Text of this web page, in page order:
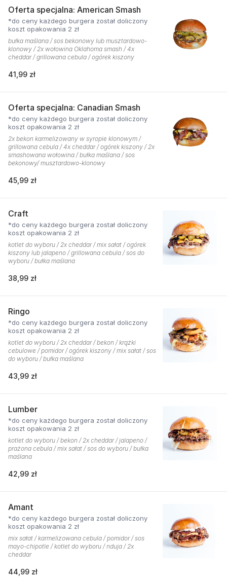
Oferta specjalna: American Smash
*do ceny każdego burgera został doliczony
koszt opakowania 2 zł
bułka maślana / sos bekonowy lub musztardowo-
klonowy / 2x wołowina Oklahoma smash / 4x
cheddar / grillowana cebula / ogórek kiszony
41,99 zł
Oferta specjalna: Canadian Smash
*do ceny każdego burgera został doliczony
koszt opakowania 2 zł
2x bekon karmelizowany w syropie klonowym /
grillowana cebula / 4x cheddar / ogórek kiszony / 2x
smashowana wołowina / bułka maślana / sos
bekonowy/ musztardowo-klonowy
45,99 zł
Craft
*do ceny każdego burgera został doliczony
koszt opakowania 2 zł
kotlet do wyboru / 2x cheddar / mix sałat / ogórek
kiszony lub jalapeno / grillowana cebula / sos do
wyboru / bułka maślana
38,99 zł
Ringo
*do ceny każdego burgera został doliczony
koszt opakowania 2 zł
kotlet do wyboru / 2x cheddar / bekon / krążki
cebulowe / pomidor / ogórek kiszony / mix sałat / sos
do wyboru / bułka maślana
43,99 zł
Lumber
*do ceny każdego burgera został doliczony
koszt opakowania 2 zł
kotlet do wyboru / bekon / 2x cheddar / jalapeno /
prażona cebula / mix sałat / sos do wyboru / bułka
maślana
42,99 zł
Amant
*do ceny każdego burgera został doliczony
koszt opakowania 2 zł
mix sałat / karmelizowana cebula / pomidor / sos
mayo-chipotle / kotlet do wyboru / nduja / 2x
cheddar
44,99 zł